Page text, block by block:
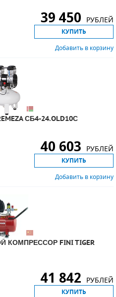
39 450 РУБЛЕЙ
КУПИТЬ
Добавить в корзину
СБ4-24.OLD10С
40 603 РУБЛЕЙ
КУПИТЬ
Добавить в корзину
FINI TIGER
41 842 РУБЛЕЙ
КУПИТЬ